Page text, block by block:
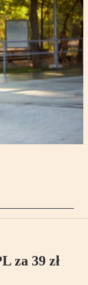
za 39 zł